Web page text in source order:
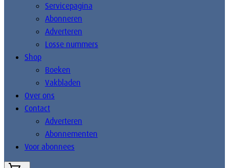
Servicepagina
Abonneren
Adverteren
Losse nummers
Shop
Boeken
Vakbladen
Over ons
Contact
Adverteren
Abonnementen
Voor abonnees